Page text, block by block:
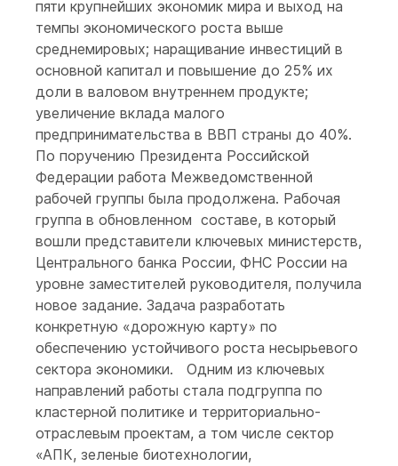
пяти крупнейших экономик мира и выход на
темпы экономического роста выше
среднемировых; наращивание инвестиций в
основной капитал и повышение до 25% их
доли в валовом внутреннем продукте;
увеличение вклада малого
предпринимательства в ВВП страны до 40%.
По поручению Президента Российской
Федерации работа Межведомственной
рабочей группы была продолжена. Рабочая
группа в обновленном составе, в который
вошли представители ключевых министерств,
Центрального банка России, ФНС России на
уровне заместителей руководителя, получила
новое задание. Задача разработать
конкретную «дорожную карту» по
обеспечению устойчивого роста несырьевого
сектора экономики. Одним из ключевых
направлений работы стала подгруппа по
кластерной политике и территориально-
отраслевым проектам, а том числе сектор
«АПК, зеленые биотехнологии,